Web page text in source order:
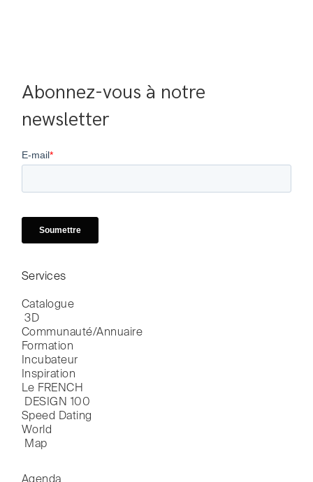
Abonnez-vous à notre
newsletter
Services
Catalogue
3D
Communauté/Annuaire
Formation
Incubateur
Inspiration
Le FRENCH
DESIGN 100
Speed Dating
World
Map